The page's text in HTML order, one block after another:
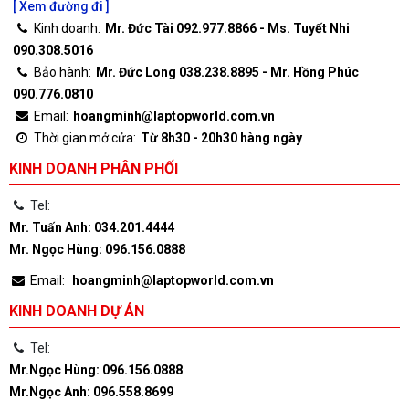
[ Xem đường đi ]
Kinh doanh: Mr. Đức Tài 092.977.8866 - Ms. Tuyết Nhi
090.308.5016
Bảo hành: Mr. Đức Long 038.238.8895 - Mr. Hồng Phúc
090.776.0810
Email: hoangminh@laptopworld.com.vn
Thời gian mở cửa: Từ 8h30 - 20h30 hàng ngày
KINH DOANH PHÂN PHỐI
Tel:
Mr. Tuấn Anh: 034.201.4444
Mr. Ngọc Hùng: 096.156.0888
Email: hoangminh@laptopworld.com.vn
KINH DOANH DỰ ÁN
Tel:
Mr.Ngọc Hùng: 096.156.0888
Mr.Ngọc Anh: 096.558.8699